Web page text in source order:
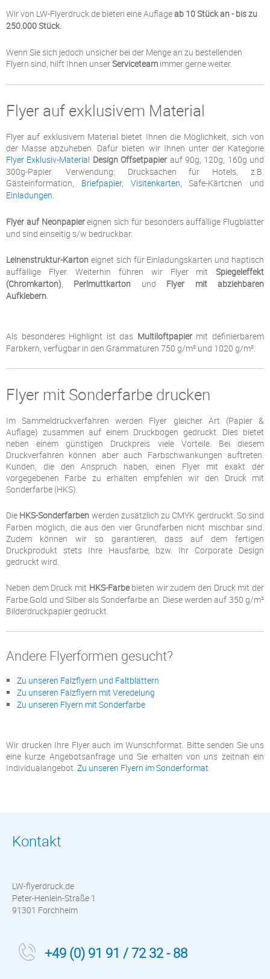
Wir von LW-Flyerdruck.de bieten eine Auflageab 10 Stück an - bis zu
250.000 Stück.
Wenn Sie sich jedoch unsicher bei der Menge an zu bestellenden
Flyern sind, hilft Ihnen unserServiceteam immer gerne weiter.
Flyer auf exklusivem Material
Flyer auf exklusivem Material bietet Ihnen die Möglichkeit, sich von
der Masse abzuheben. Dafür bieten wir Ihnen unter der Kategorie
Flyer Exklusiv-Material Design Offsetpapier auf 90g, 120g, 160g und
300g-Papier. Verwendung: Drucksachen für Hotels, z.B.
Gästeinformation, Briefpapier, Visitenkarten, Safe-Kärtchen und
Einladungen.
Flyer auf Neonpapiereignen sich für besonders auffällige Flugblätter
und sind einseitig s/w bedruckbar.
Leinenstruktur-Karton eignet sich für Einladungskarten und haptisch
auffällige Flyer. Weiterhin führen wir Flyer mit Spiegeleffekt
(Chromkarton), Perlmuttkarton und Flyer mit abziehbaren
Aufklebern.
Als besonderes Highlight ist das Multiloftpapiermit definierbarem
Farbkern, verfügbar in den Grammaturen 750 g/m² und 1020 g/m².
Flyer mit Sonderfarbe drucken
Im Sammeldruckverfahren werden Flyer gleicher Art (Papier &
Auflage) zusammen auf einem Druckbogen gedruckt. Dies bietet
neben einem günstigen Druckpreis viele Vorteile. Bei diesem
Druckverfahren können aber auch Farbschwankungen auftreten.
Kunden, die den Anspruch haben, einen Flyer mit exakt der
vorgegebenen Farbe zu erhalten empfehlen wir den Druck mit
Sonderfarbe (HKS).
Die HKS-Sonderfarben werden zusätzlich zu CMYK gerdruckt. So sind
Farben möglich, die aus den vier Grundfarben nicht mischbar sind.
Zudem können wir so garantieren, dass auf dem fertigen
Druckprodukt stets Ihre Hausfarbe, bzw. Ihr Corporate Design
gedruckt wird.
Neben dem Druck mit HKS-Farbebieten wir zudem den Druck mit der
Farbe Gold und Silber als Sonderfarbe an. Diese werden auf 350 g/m²
Bilderdruckpapier gedruckt.
Andere Flyerformen gesucht?
Zu unseren Falzflyern und Faltblättern
Zu unseren Falzflyern mit Veredelung
Zu unseren Flyern mit Sonderfarbe
Wir drucken Ihre Flyer auch im Wunschformat. Bitte senden Sie uns
eine kurze Angebotsanfrage und Sie erhalten von uns zeitnah ein
Individualangebot. Zu unseren Flyern im Sonderformat
Kontakt
LW-flyerdruck.de
Peter-Henlein-Straße 1
91301 Forchheim
+49 (0) 91 91 / 72 32 - 88